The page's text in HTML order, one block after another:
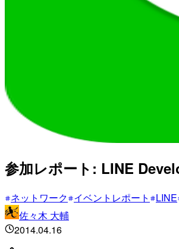
参加レポート: LINE
ネットワーク イベントレポート LINE
佐々木 大輔
2014.04.16